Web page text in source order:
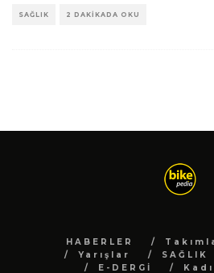
SAĞLIK 2 DAKIKADA OKU
HABERLER
Yarışlar
SAĞLIK
E-DERGİ